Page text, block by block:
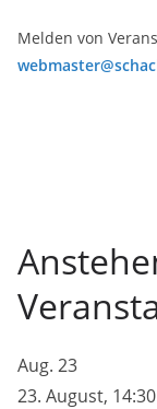
Melden von
Aug. 23
23. August, 14:30